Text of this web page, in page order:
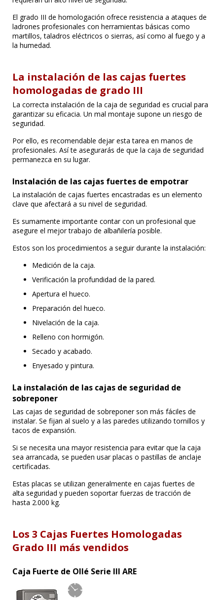
El grado III de homologación ofrece resistencia a ataques de
ladrones profesionales con herramientas básicas como
martillos, taladros eléctricos o sierras, así como al fuego y a
la humedad.
La instalación de las cajas fuertes
homologadas de grado III
La correcta instalación de la caja de seguridad es crucial para
garantizar su eficacia. Un mal montaje supone un riesgo de
seguridad.
Por ello, es recomendable dejar esta tarea en manos de
profesionales. Así te asegurarás de que la caja de seguridad
permanezca en su lugar.
Instalación de las cajas fuertes de empotrar
La instalación de cajas fuertes encastradas es un elemento
clave que afectará a su nivel de seguridad.
Es sumamente importante contar con un profesional que
asegure el mejor trabajo de albañilería posible.
Estos son los procedimientos a seguir durante la instalación:
Medición de la caja.
Verificación la profundidad de la pared.
Apertura el hueco.
Preparación del hueco.
Nivelación de la caja.
Relleno con hormigón.
Secado y acabado.
Enyesado y pintura.
La instalación de las cajas de seguridad de
sobreponer
Las cajas de seguridad de sobreponer son más fáciles de
instalar. Se fijan al suelo y a las paredes utilizando tornillos y
tacos de expansión.
Si se necesita una mayor resistencia para evitar que la caja
sea arrancada, se pueden usar placas o pastillas de anclaje
certificadas.
Estas placas se utilizan generalmente en cajas fuertes de
alta seguridad y pueden soportar fuerzas de tracción de
hasta 2.000 kg.
Los 3 Cajas Fuertes Homologadas
Grado III más vendidos
Caja Fuerte de Ollé Serie III ARE